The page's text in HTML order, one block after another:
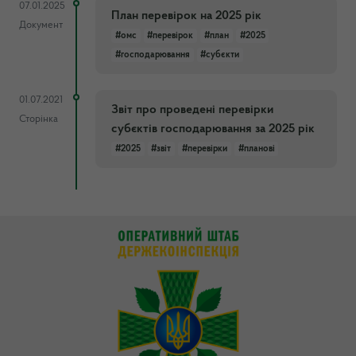
07.01.2025
Документ
План перевірок на 2025 рік
#омс #перевірок #план
#2025
#господарювання
#субєкти
01.07.2021
Сторінка
Звіт про проведені перевірки
субєктів господарювання за 2025 рік
#2025 #звіт #перевірки #планові